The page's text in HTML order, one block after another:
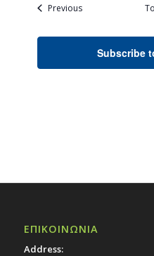
PreviousEvents
Subscribe
ΕΠΙΚΟΙΝΩΝΙΑ
Address: